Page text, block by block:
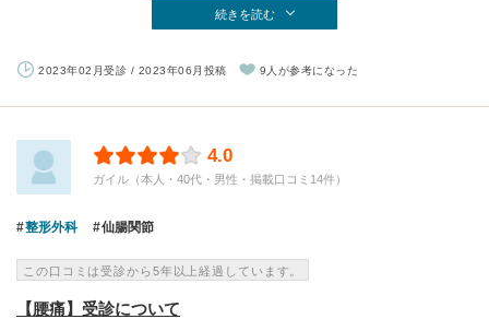
続きを読む
2023年02月受診 / 2023年06月投稿 9人が参考になった
4.0
ガイル（本人・40代・男性・掲載口コミ14件）
整形外科 仙腸関節
この口コミは受診から5年以上経過しています。
【腰痛】受診について